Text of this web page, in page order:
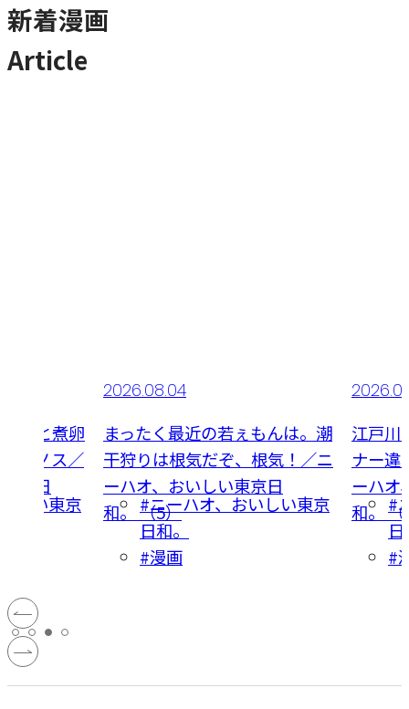
新着漫画
Article
クと煮卵
ビノス／
京日
しい東京
2026.08.04
まったく最近の若ぇもんは。潮
干狩りは根気だぞ、根気！／ニ
ーハオ、おいしい東京日
和。 （5）#ニーハオ、おいしい東京
日和。
#漫画
江戸川
ナー違
ーハオ
和。 #
#